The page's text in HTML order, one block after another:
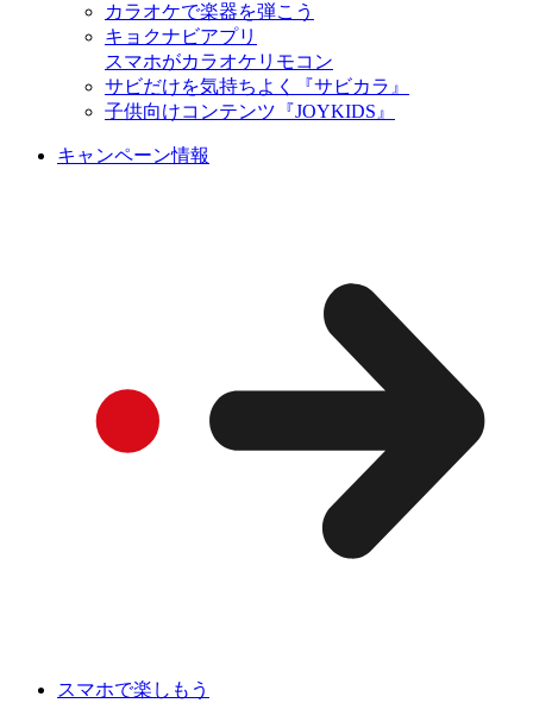
カラオケで楽器を弾こう
キョクナビアプリ
スマホがカラオケリモコン
サビだけを気持ちよく『サビカラ』
子供向けコンテンツ『JOYKIDS』
キャンペーン情報
スマホで楽しもう